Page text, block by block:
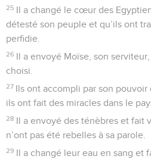
25 Il a changé le cœur des
détesté son peuple et qu’ils ont
perfidie.
26 Il a envoyé Moïse, son
choisi.
27 Ils ont accompli par son pouvoir
ils ont fait des miracles dans le
28 Il a envoyé des ténèbres et fait
n’ont pas été rebelles à sa parole.
29 Il a changé leur eau en sang et